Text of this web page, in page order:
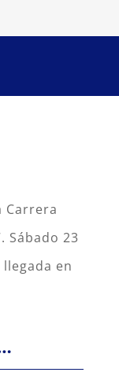
Carrera
Sábado 23
en